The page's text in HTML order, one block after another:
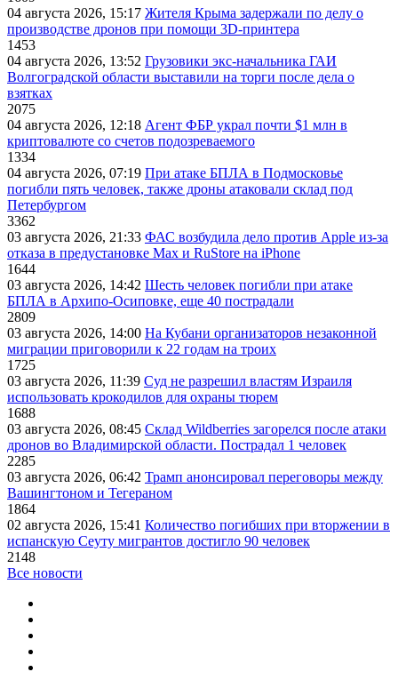
04 августа 2026, 15:17 Жителя Крыма задержали по делу о
производстве дронов при помощи 3D‑принтера
1453
04 августа 2026, 13:52 Грузовики экс-начальника ГАИ
Волгоградской области выставили на торги после дела о
взятках
2075
04 августа 2026, 12:18 Агент ФБР украл почти $1 млн в
криптовалюте со счетов подозреваемого
1334
04 августа 2026, 07:19 При атаке БПЛА в Подмосковье
погибли пять человек, также дроны атаковали склад под
Петербургом
3362
03 августа 2026, 21:33 ФАС возбудила дело против Apple из-за
отказа в предустановке Max и RuStore на iPhone
1644
03 августа 2026, 14:42 Шесть человек погибли при атаке
БПЛА в Архипо-Осиповке, еще 40 пострадали
2809
03 августа 2026, 14:00 На Кубани организаторов незаконной
миграции приговорили к 22 годам на троих
1725
03 августа 2026, 11:39 Суд не разрешил властям Израиля
использовать крокодилов для охраны тюрем
1688
03 августа 2026, 08:45 Склад Wildberries загорелся после атаки
дронов во Владимирской области. Пострадал 1 человек
2285
03 августа 2026, 06:42 Трамп анонсировал переговоры между
Вашингтоном и Тегераном
1864
02 августа 2026, 15:41 Количество погибших при вторжении в
испанскую Сеуту мигрантов достигло 90 человек
2148
Все новости